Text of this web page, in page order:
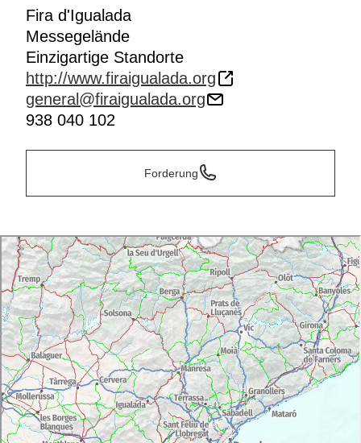
Fira d'Igualada
Messegelände
Einzigartige Standorte
http://www.firaigualada.org
general@firaigualada.org
938 040 102
Forderung